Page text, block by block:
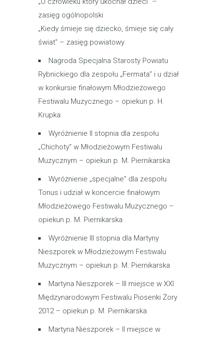
zasięg ogólnopolski
„Kiedy śmieje się dziecko, śmieje się cały
świat” – zasięg powiatowy
Nagroda Specjalna Starosty Powiatu
Rybnickiego dla zespołu „Fermata” i u dział
w konkursie finałowym Młodzieżowego
Festiwalu Muzycznego – opiekun p. H.
Krupka
Wyróżnienie II stopnia dla zespołu
„Chichoty” w Młodzieżowym Festiwalu
Muzycznym – opiekun p. M. Piernikarska
Wyróżnienie „specjalne” dla zespołu
Tonus i udział w koncercie finałowym
Młodzieżowego Festiwalu Muzycznego –
opiekun p. M. Piernikarska
Wyróżnienie III stopnia dla Martyny
Nieszporek w Młodzieżowym Festiwalu
Muzycznym – opiekun p. M. Piernikarska
Martyna Nieszporek – III miejsce w XXI
Międzynarodowym Festiwalu Piosenki Żory
2012 – opiekun p. M. Piernikarska
Martyna Nieszporek – II miejsce w